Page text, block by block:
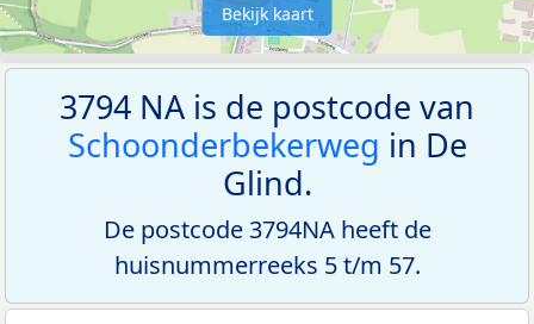
Bekijk kaart
3794 NA is de postcode van
Schoonderbekerweg in De
Glind.
De postcode 3794NA heeft de
huisnummerreeks 5 t/m 57.